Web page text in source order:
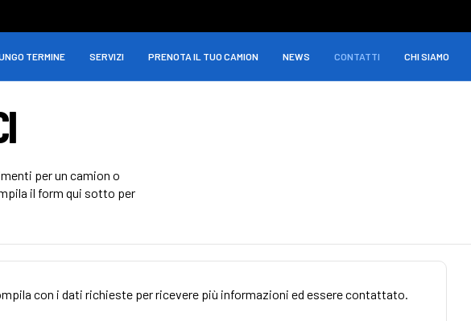
TERMINE SERVIZI PRENOTA IL TUO CAMION NEWS CONTATTI CHI SIAMO
per un camion o
il form qui sotto per
con i dati richieste per ricevere più informazioni ed essere contattato.